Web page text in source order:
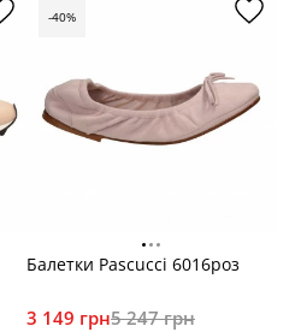
Балетки Pascucci 6016роз
3 149 грн5 247 грн
-40%